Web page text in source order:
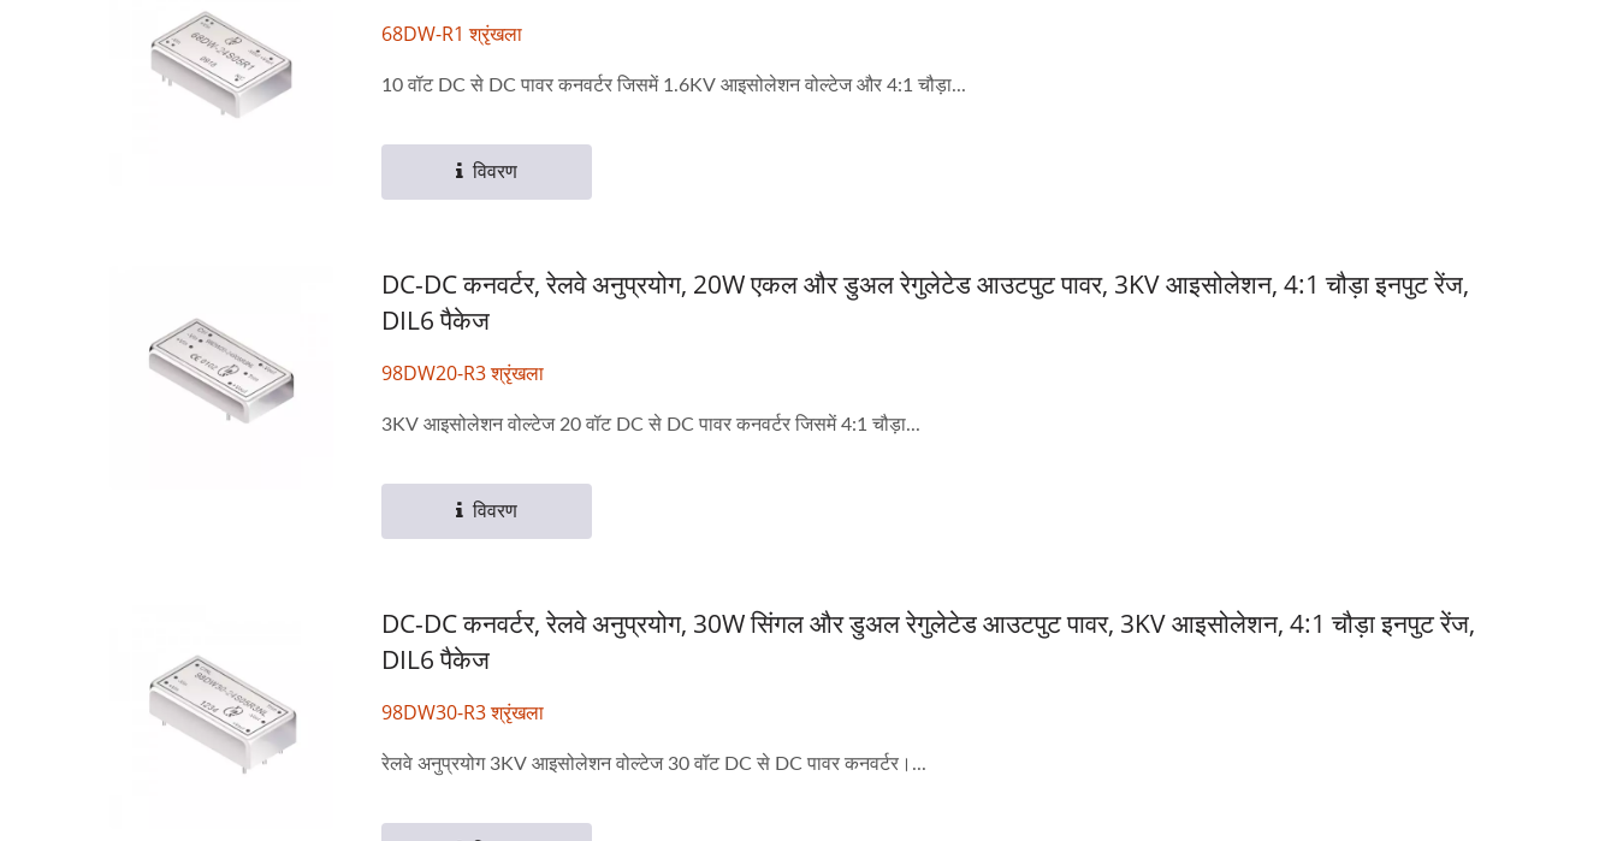
68DW-R1 श्रृंखला
10 वॉट DC से DC पावर कनवर्टर जिसमें 1.6KV आइसोलेशन वोल्टेज और 4:1 चौड़ा...
विवरण
DC-DC कनवर्टर, रेलवे अनुप्रयोग, 20W एकल और डुअल रेगुलेटेड आउटपुट पावर, 3KV आइसोलेशन, 4:1 चौड़ा इनपुट रेंज,
DIL6 पैकेज
98DW20-R3 श्रृंखला
3KV आइसोलेशन वोल्टेज 20 वॉट DC से DC पावर कनवर्टर जिसमें 4:1 चौड़ा...
विवरण
DC-DC कनवर्टर, रेलवे अनुप्रयोग, 30W सिंगल और डुअल रेगुलेटेड आउटपुट पावर, 3KV आइसोलेशन, 4:1 चौड़ा इनपुट रेंज,
DIL6 पैकेज
98DW30-R3 श्रृंखला
रेलवे अनुप्रयोग 3KV आइसोलेशन वोल्टेज 30 वॉट DC से DC पावर कनवर्टर।...